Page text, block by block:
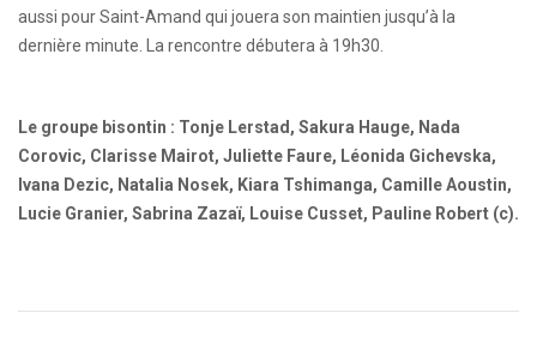
aussi pour Saint-Amand qui jouera son maintien jusqu’à la
dernière minute. La rencontre débutera à 19h30.
Le groupe bisontin : Tonje Lerstad, Sakura Hauge, Nada
Corovic, Clarisse Mairot, Juliette Faure, Léonida Gichevska,
Ivana Dezic, Natalia Nosek, Kiara Tshimanga, Camille Aoustin,
Lucie Granier, Sabrina Zazaï, Louise Cusset, Pauline Robert (c).